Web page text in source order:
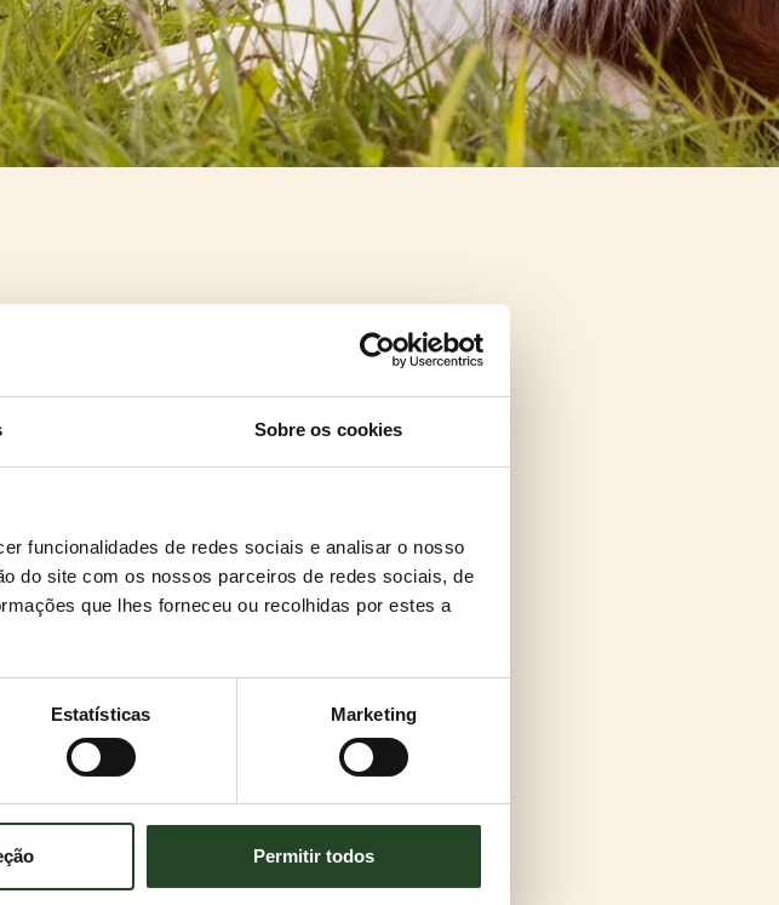
Sobre os cookies
funcionalidades de redes sociais e analisar o nosso
do site com os nossos parceiros de redes sociais, de
que lhes forneceu ou recolhidas por estes a
Estatísticas Marketing
Permitir todos